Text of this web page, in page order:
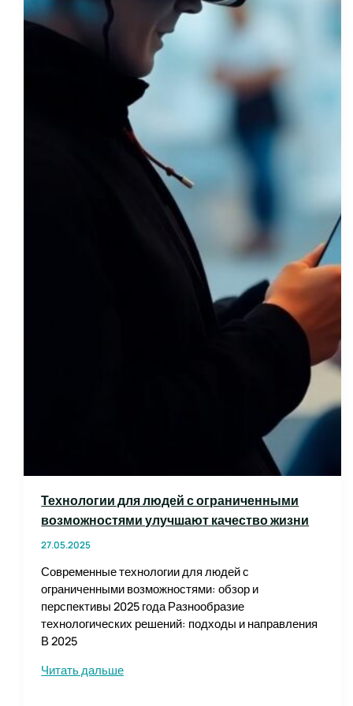
Технологии для людей с ограниченными
возможностями улучшают качество жизни
27.05.2025
Современные технологии для людей с
ограниченными возможностями: обзор и
перспективы 2025 года Разнообразие
технологических решений: подходы и направления
В 2025
Технологии
Читать дальше